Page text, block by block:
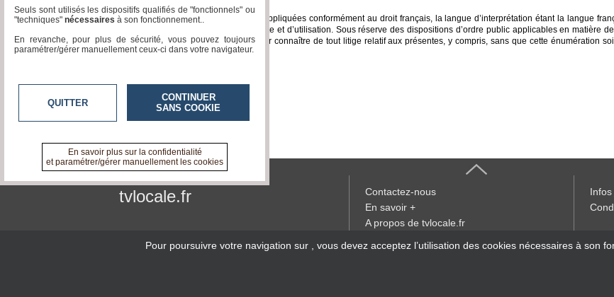
Les présentes conditions générales sont régies, interprétées et appliquées conformément au droit français, la langue d’interprétation étant la langue
d’un terme ou d’une disposition des présentes conditions de vente et d’utilisation. Sous réserve des dispositions d’ordre public applicables en matière
ressort du siège de notre société seront seules compétentes pour connaître de tout litige relatif aux présentes, y compris, sans que cette énumération
exécution et/ou leur résiliation et ses conséquences.
Scaleway/Dedibox
tvlocale.fr
Contactez-nous
En savoir +
A propos de tvlocale.fr
Devenir délégué
Infos
Pour poursuivre votre navigation sur , vous devez acceptez l’utilisation des cookies nécessaires à son
Seuls sont utilisés les dispositifs qualifiés de "fonctionnels" ou
"techniques" nécessaires à son fonctionnement..
En revanche, pour plus de sécurité, vous pouvez toujours
paramétrer/gérer manuellement ceux-ci dans votre navigateur.
QUITTER
CONTINUER
SANS COOKIE
En savoir plus sur la confidentialité
et paramétrer/gérer manuellement les cookies